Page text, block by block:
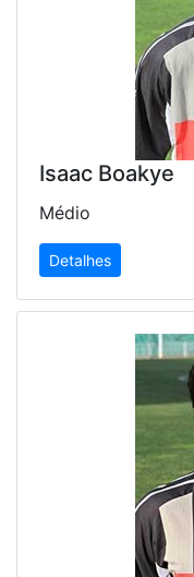
Isaac Boakye
Médio
Detalhes